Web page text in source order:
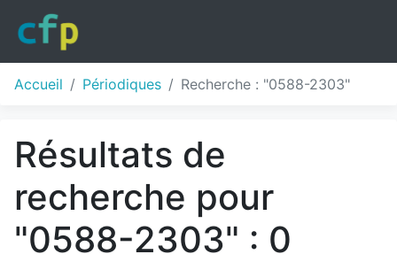
Accueil Périodiques Recherche : "0588-2303"
Résultats de
recherche pour
"0588-2303" : 0